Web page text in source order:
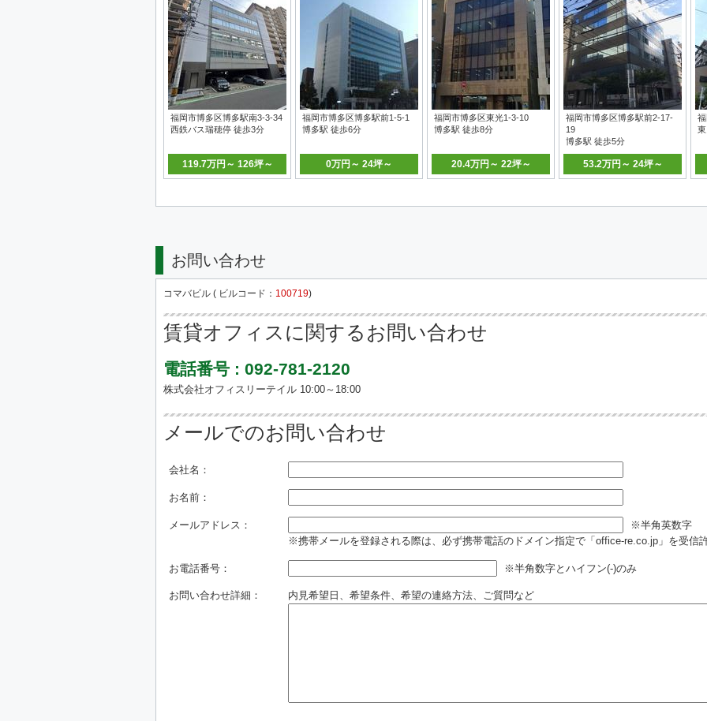
福岡市博多区博多駅南3-3-34
西鉄バス瑞穂停 徒歩3分
119.7万円～ 126坪～
福岡市博多区博多駅前1-5-1
博多駅 徒歩6分
0万円～ 24坪～
福岡市博多区東光1-3-10
博多駅 徒歩8分
20.4万円～ 22坪～
福岡市博多区博多駅前2-17-
19
博多駅 徒歩5分
53.2万円～ 24坪～
お問い合わせ
コマバビル ( ビルコード： 100719)
賃貸オフィスに関するお問い合わせ
電話番号 : 092-781-2120
株式会社オフィスリーテイル 10:00～18:00
メールでのお問い合わせ
会社名：
お名前：
メールアドレス：
※半角英数字
※携帯メールを登録される際は、必ず携帯電話のドメイン指定で「office-re.co.jp」を受信
お電話番号： ※半角数字とハイフン(-)のみ
お問い合わせ詳細： 内見希望日、希望条件、希望の連絡方法、ご質問など